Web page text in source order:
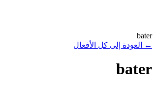
bater
←
العودة إلى كل الأفعال
bater